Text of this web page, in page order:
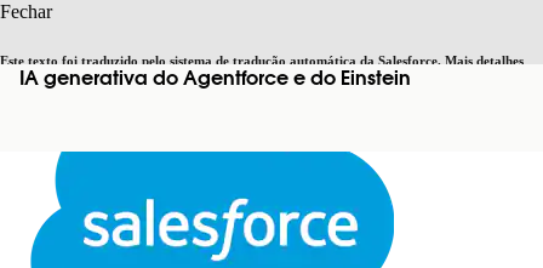
Fechar
Este texto foi traduzido pelo sistema de tradução automática da Salesforce. Mais detalhes
aqui. Alternar para inglês Agora não
Fechar Fechar
IA generativa do Agentforce e do Einstein